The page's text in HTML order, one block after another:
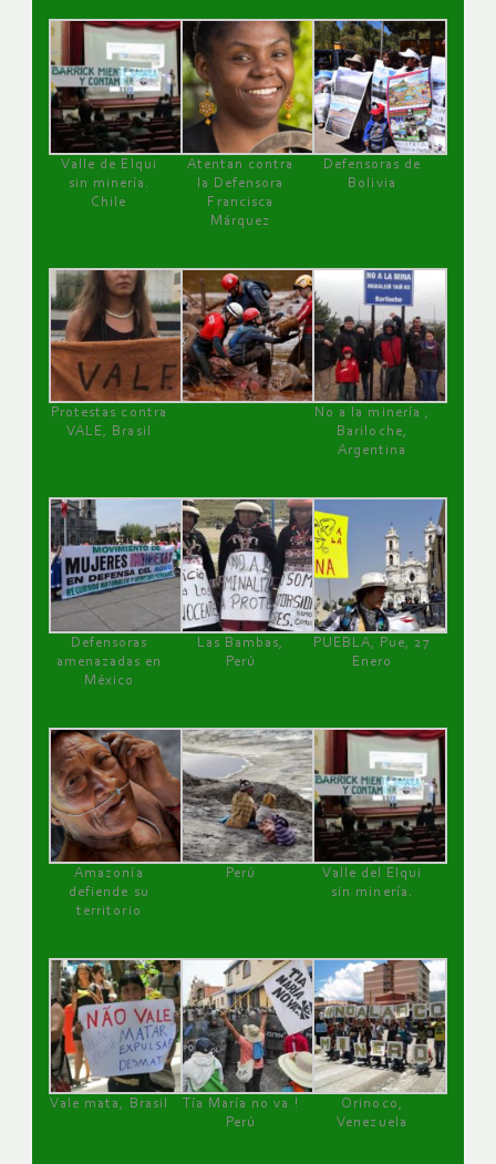
Valle de Elqui
sin minería.
Chile
Atentan contra
la Defensora
Francisca
Márquez
Defensoras de
Bolivia
Protestas contra
VALE, Brasil
No a la minería ,
Bariloche,
Argentina
Defensoras
amenazadas en
México
Las Bambas,
Perú
PUEBLA, Pue, 27
Enero
Amazonía
defiende su
territorio
Perú
Valle del Elqui
sin minería.
Vale mata, Brasil
Tía María no va !
Perú
Orinoco,
Venezuela